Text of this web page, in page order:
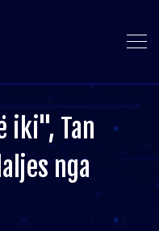
iki", Tan
nga